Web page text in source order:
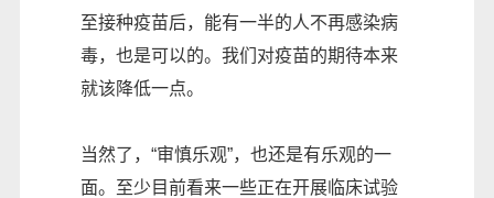
至接种疫苗后，能有一半的人不再感染病
毒，也是可以的。我们对疫苗的期待本来
就该降低一点。
当然了，“审慎乐观”，也还是有乐观的一
面。至少目前看来一些正在开展临床试验